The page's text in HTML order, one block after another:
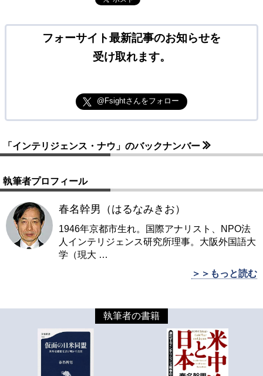
フォーサイト最新記事のお知らせを
受け取れます。
@Fsightさんをフォロー
「インテリジェンス・ナウ」のバックナンバー
執筆者プロフィール
春名幹男（はるなみきお）
1946年京都市生れ。国際アナリスト、NPO法
人インテリジェンス研究所理事。大阪外国語大
学（現大 …
＞＞もっと読む
執筆者の書籍